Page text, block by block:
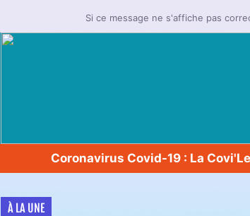
Si ce message ne s'affiche pas
Coronavirus Covid-19 : La
À LA UNE